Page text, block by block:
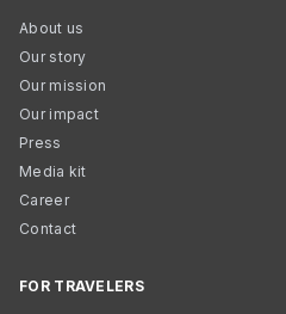
About us
Our story
Our mission
Our impact
Press
Media kit
Career
Contact
FOR TRAVELERS